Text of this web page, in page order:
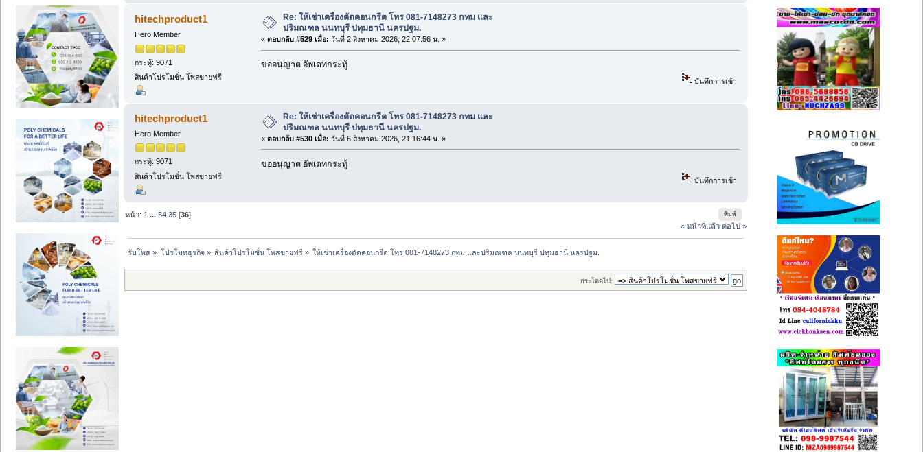
hitechproduct1
Hero Member
กระทู้: 9071
สินค้าโปรโมชั่น โพสขายฟรี
Re: ให้เช่าเครื่องตัดคอนกรีต โทร 081-7148273 กทม และ
ปริมณฑล นนทบุรี ปทุมธานี นครปฐม.
« ตอบกลับ #529 เมื่อ: วันที่ 2 สิงหาคม 2026, 22:07:56 น. »
ขออนุญาต อัพเดทกระทู้
บันทึกการเข้า
hitechproduct1
Hero Member
กระทู้: 9071
สินค้าโปรโมชั่น โพสขายฟรี
Re: ให้เช่าเครื่องตัดคอนกรีต โทร 081-7148273 กทม และ
ปริมณฑล นนทบุรี ปทุมธานี นครปฐม.
« ตอบกลับ #530 เมื่อ: วันที่ 6 สิงหาคม 2026, 21:16:44 น. »
ขออนุญาต อัพเดทกระทู้
บันทึกการเข้า
พิมพ์
หน้า: 1 ...34 35 [36]
« หน้าที่แล้ว ต่อไป »
รับโพส » โปรโมทธุรกิจ» สินค้าโปรโมชั่น โพสขายฟรี» ให้เช่าเครื่องตัดคอนกรีต โทร 081-7148273 กทม และปริมณฑล นนทบุรี ปทุมธานี นครปฐม.
กระโดดไป: